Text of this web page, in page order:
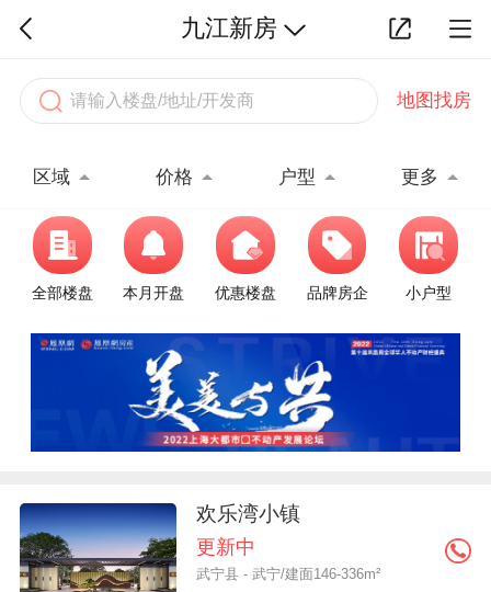
九江新房
地图找房
区域 价格 户型 更多
全部楼盘 本月开盘 优惠楼盘 品牌房企 小户型
欢乐湾小镇
更新中
武宁县 - 武宁/建面146-336m²